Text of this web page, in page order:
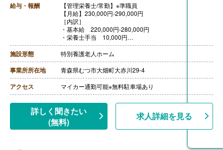
給与・報酬
【管理栄養士/常勤】※準職員
【月給】230,000円-290,000円
［内訳］
・基本給 220,000円-280,000円
・栄養士手当 10,000円
【賞与】年2回（計1.85ヶ月分）※前年度実績
【通勤手当】あり（上限15,000円/月）
【昇給】あり（1月あたり1,730円-5,000円）※前年度実
績
【退職金】あり※共済加入
施設形態 特別養護老人ホーム
事業所所在地 青森県むつ市大畑町大赤川29-4
アクセス マイカー通勤可能※無料駐車場あり
詳しく聞きたい
(無料)
求人詳細を見る